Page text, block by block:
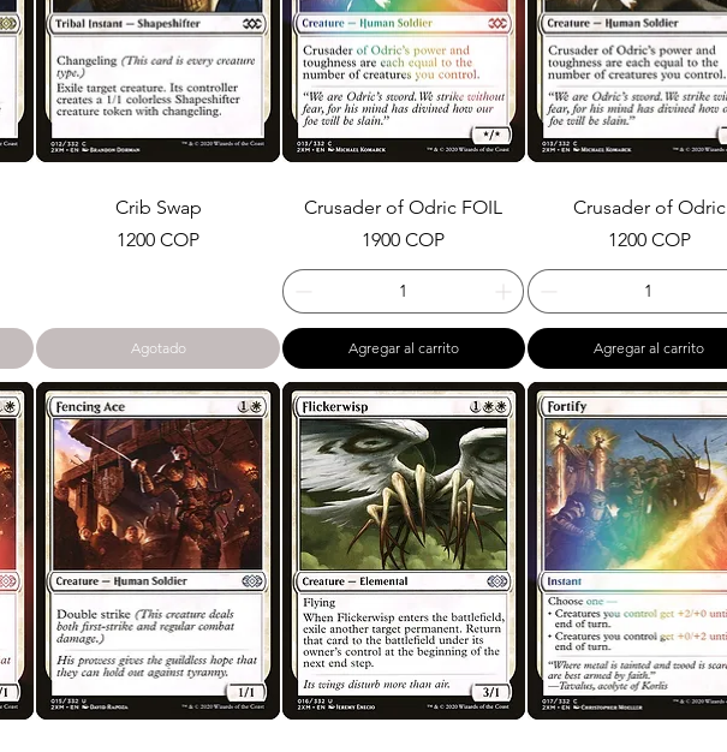
Crib Swap
Precio
1200 COP
Agotado
Crusader of Odric FOIL
Precio
1900 COP
Agregar al carrito
Crusader of Odric
Precio
1200 COP
Agregar al carrito